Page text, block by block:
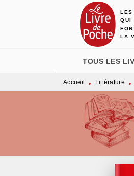
MENU
LES
QUI
LA
TOUS LES
Accueil • Littérature •